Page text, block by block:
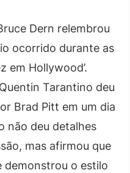
Dern relembrou
ocorrido durante as
em Hollywood’.
Tarantino deu
Brad Pitt em um dia
não deu detalhes
mas afirmou que
demonstrou o estilo